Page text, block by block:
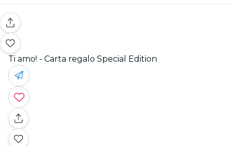
Ti amo! - Carta regalo Special Edition